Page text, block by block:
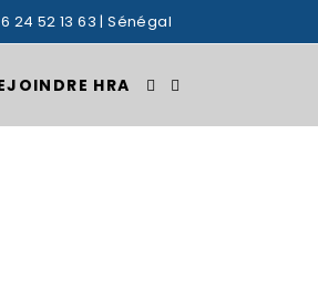
24 52 13 63 | Sénégal
HRA TOGGLE